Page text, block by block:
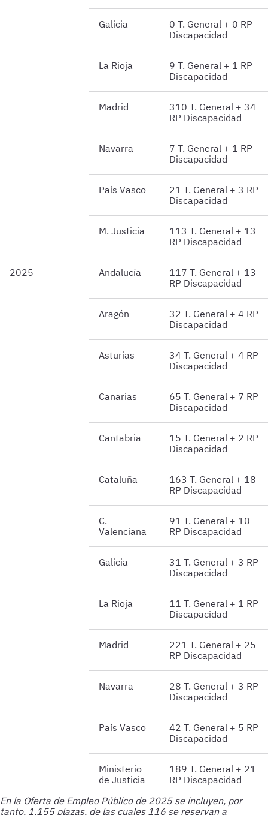
Galicia
0 T. General + 0 RP
Discapacidad
La Rioja
9 T. General + 1 RP
Discapacidad
Madrid
310 T. General + 34
RP Discapacidad
Navarra
7 T. General + 1 RP
Discapacidad
País Vasco
21 T. General + 3 RP
Discapacidad
M. Justicia
113 T. General + 13
RP Discapacidad
2025 Andalucía
117 T. General + 13
RP Discapacidad
Aragón
32 T. General + 4 RP
Discapacidad
Asturias
34 T. General + 4 RP
Discapacidad
Canarias
65 T. General + 7 RP
Discapacidad
Cantabria
15 T. General + 2 RP
Discapacidad
Cataluña
163 T. General + 18
RP Discapacidad
C.
Valenciana
91 T. General + 10
RP Discapacidad
Galicia
31 T. General + 3 RP
Discapacidad
La Rioja
11 T. General + 1 RP
Discapacidad
Madrid
221 T. General + 25
RP Discapacidad
Navarra
28 T. General + 3 RP
Discapacidad
País Vasco
42 T. General + 5 RP
Discapacidad
Ministerio
de Justicia
189 T. General + 21
RP Discapacidad
En la Oferta de Empleo Público de 2025 se incluyen, por
tanto, 1.155 plazas, de las cuales 116 se reservan a